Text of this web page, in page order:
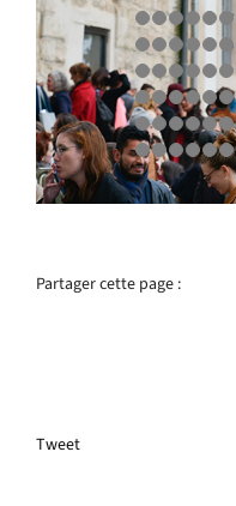
Partager cette page :
Tweet